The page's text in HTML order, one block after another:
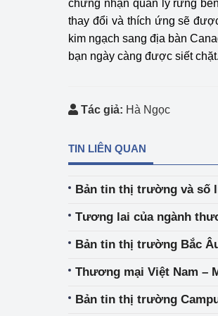
chứng nhận quản lý rừng
thay đổi và thích ứng sẽ
kim ngạch sang địa bàn
bạn ngày càng được siết chặt.
Tác giả: Hà Ngọc
TIN LIÊN QUAN
Bản tin thị trường và số
Tương lai của ngành
Bản tin thị trường Bắc
Thương mại Việt Nam –
Bản tin thị trường